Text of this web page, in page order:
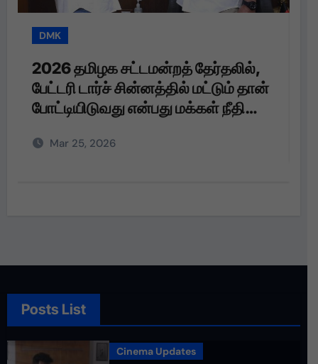
DMK
2026 தமிழக சட்டமன்றத் தேர்தலில்,
பேட்டரி டார்ச் சின்னத்தில் மட்டும் தான்
போட்டியிடுவது என்பது மக்கள் நீதி
என்பது எங்களுக்கு வெறும்
Mar 25, 2026
Posts List
Cinema Updates